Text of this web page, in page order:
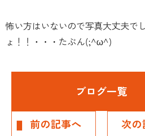
怖い方はいないので写真大丈夫でし
ょ！！・・・たぶん(;^ω^)
前の記事へ
ブログ一覧
次の